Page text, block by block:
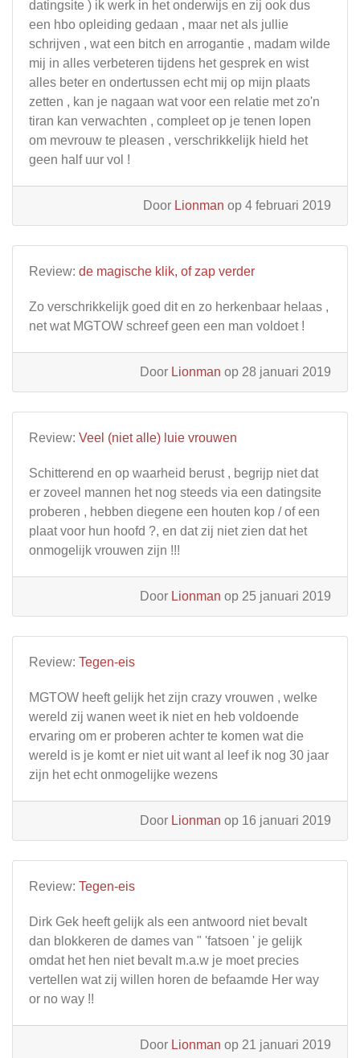
datingsite ) ik werk in het onderwijs en zij ook dus
een hbo opleiding gedaan , maar net als jullie
schrijven , wat een bitch en arrogantie , madam wilde
mij in alles verbeteren tijdens het gesprek en wist
alles beter en ondertussen echt mij op mijn plaats
zetten , kan je nagaan wat voor een relatie met zo'n
tiran kan verwachten , compleet op je tenen lopen
om mevrouw te pleasen , verschrikkelijk hield het
geen half uur vol !
Door Lionman op 4 februari 2019
Review: de magische klik, of zap verder
Zo verschrikkelijk goed dit en zo herkenbaar helaas ,
net wat MGTOW schreef geen een man voldoet !
Door Lionman op 28 januari 2019
Review: Veel (niet alle) luie vrouwen
Schitterend en op waarheid berust , begrijp niet dat
er zoveel mannen het nog steeds via een datingsite
proberen , hebben diegene een houten kop / of een
plaat voor hun hoofd ?, en dat zij niet zien dat het
onmogelijk vrouwen zijn !!!
Door Lionman op 25 januari 2019
Review: Tegen-eis
MGTOW heeft gelijk het zijn crazy vrouwen , welke
wereld zij wanen weet ik niet en heb voldoende
ervaring om er proberen achter te komen wat die
wereld is je komt er niet uit want al leef ik nog 30 jaar
zijn het echt onmogelijke wezens
Door Lionman op 16 januari 2019
Review: Tegen-eis
Dirk Gek heeft gelijk als een antwoord niet bevalt
dan blokkeren de dames van " 'fatsoen ' je gelijk
omdat het hen niet bevalt m.a.w je moet precies
vertellen wat zij willen horen de befaamde Her way
or no way !!
Door Lionman op 21 januari 2019